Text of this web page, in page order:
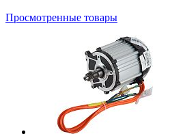
Просмотренные товары